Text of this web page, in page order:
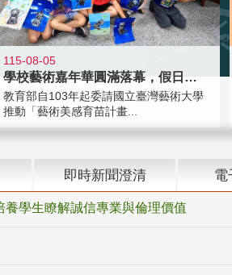
115-08-05
學校藝術嘉年華圓滿落幕，假日學校接
教育部自103年起委請國立臺灣藝術大學
推動「藝術美感育苗計畫...
即時新聞澄清 電
學生瞭解誠信專業與倫理價值